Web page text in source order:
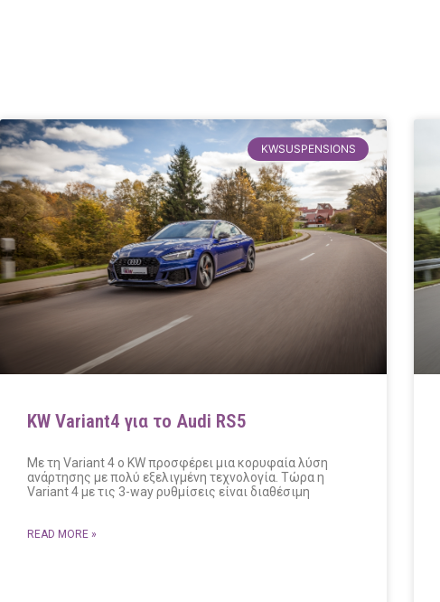
KWSUSPENSIONS
KW Variant4 για το Audi RS5
Με τη Variant 4 ο KW προσφέρει μια κορυφαία λύση
ανάρτησης με πολύ εξελιγμένη τεχνολογία. Τώρα η
Variant 4 με τις 3-way ρυθμίσεις είναι διαθέσιμη
READ MORE »